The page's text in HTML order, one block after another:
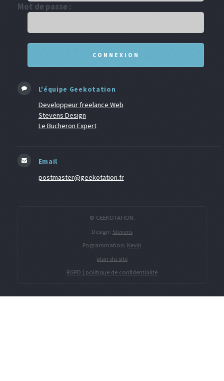
Mot de passe :
L'équipe Geekotation
Developpeur freelance Web
Stevens Design
Le Bucheron Expert
Email
postmaster@geekotation.fr
© GEEKOTATION.
Design: Stevens
Pogrammation: Kevin
plan du site
RGPD | politique de confidentialité